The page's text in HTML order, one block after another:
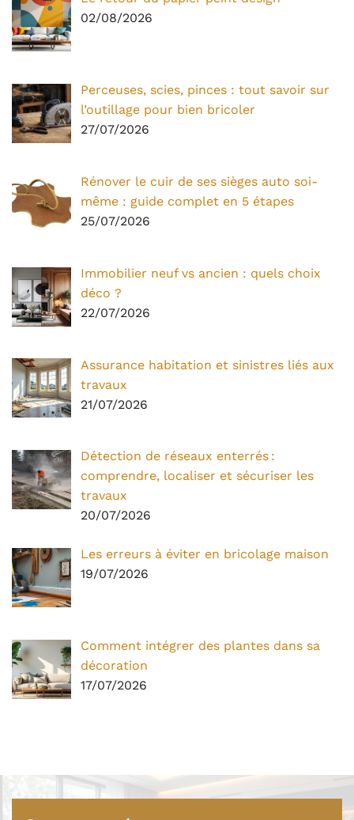
02/08/2026
Perceuses, scies, pinces : tout savoir sur
l’outillage pour bien bricoler
27/07/2026
Rénover le cuir de ses sièges auto soi-
même : guide complet en 5 étapes
25/07/2026
Immobilier neuf vs ancien : quels choix
déco ?
22/07/2026
Assurance habitation et sinistres liés aux
travaux
21/07/2026
Détection de réseaux enterrés :
comprendre, localiser et sécuriser les
travaux
20/07/2026
Les erreurs à éviter en bricolage maison
19/07/2026
Comment intégrer des plantes dans sa
décoration
17/07/2026